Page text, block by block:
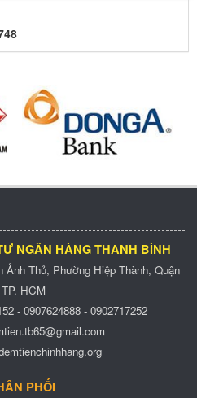
BC-35
NGÂN HÀNG THANH BÌNH
Ảnh Thủ, Phường Hiệp Thành, Quận
HCM
- 0907624888 - 0902717252
PHỐI